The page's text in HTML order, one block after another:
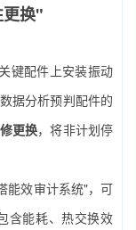
换"
键配件上安装振动
据分析预判配件的
更换，将非计划停
能效审计系统"，可
含能耗、热交换效